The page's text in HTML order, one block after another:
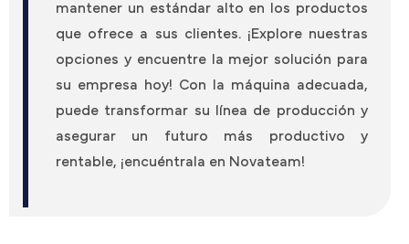
mantener un estándar alto en los productos
que ofrece a sus clientes. ¡Explore nuestras
opciones y encuentre la mejor solución para
su empresa hoy! Con la máquina adecuada,
puede transformar su línea de producción y
asegurar un futuro más productivo y
rentable, ¡encuéntrala en Novateam!